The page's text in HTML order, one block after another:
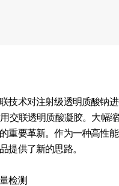
技术对注射级透明质酸钠
交联透明质酸凝胶。大幅
要革新。作为一种高性
提供了新的思路。
检测